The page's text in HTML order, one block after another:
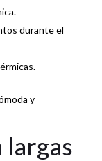
durante el
y
largas